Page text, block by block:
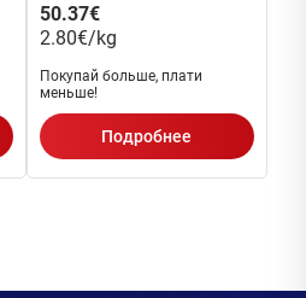
50.37€
2.80€/kg
Покупай больше, плати
меньше!
Подробнее